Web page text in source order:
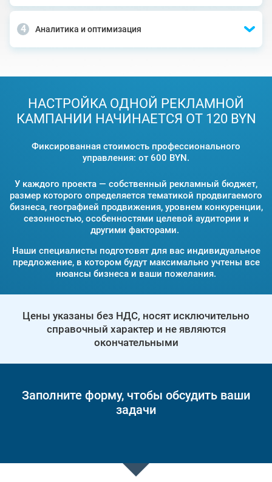
Аналитика и оптимизация
НАСТРОЙКА ОДНОЙ РЕКЛАМНОЙ
КАМПАНИИ НАЧИНАЕТСЯ ОТ 120 BYN
Фиксированная стоимость профессионального
управления: от 600 BYN.
У каждого проекта — собственный рекламный бюджет,
размер которого определяется тематикой продвигаемого
бизнеса, географией продвижения, уровнем конкуренции,
сезонностью, особенностями целевой аудитории и
другими факторами.
Наши специалисты подготовят для вас индивидуальное
предложение, в котором будут максимально учтены все
нюансы бизнеса и ваши пожелания.
Цены указаны без НДС, носят исключительно
справочный характер и не являются
окончательными
Заполните форму, чтобы обсудить ваши
задачи